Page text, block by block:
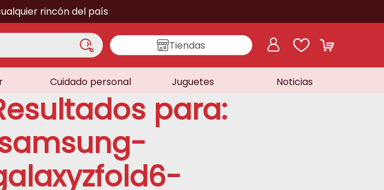
rincón del país
Tiendas
Cuidado personal Juguetes Noticias
para: